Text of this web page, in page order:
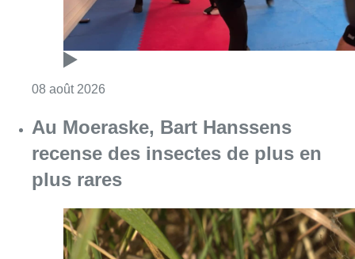
08 août 2026
Au Moeraske, Bart Hanssens
recense des insectes de plus en
plus rares